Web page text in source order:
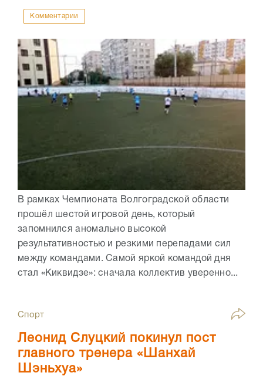
Комментарии
В рамках Чемпионата Волгоградской области
прошёл шестой игровой день, который
запомнился аномально высокой
результативностью и резкими перепадами сил
между командами. Самой яркой командой дня
стал «Киквидзе»: сначала коллектив уверенно...
Спорт
Леонид Слуцкий покинул пост
главного тренера «Шанхай
Шэньхуа»